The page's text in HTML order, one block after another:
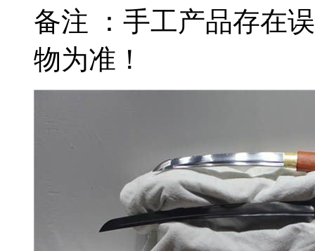
备注 ：手工产品存在
物为准！